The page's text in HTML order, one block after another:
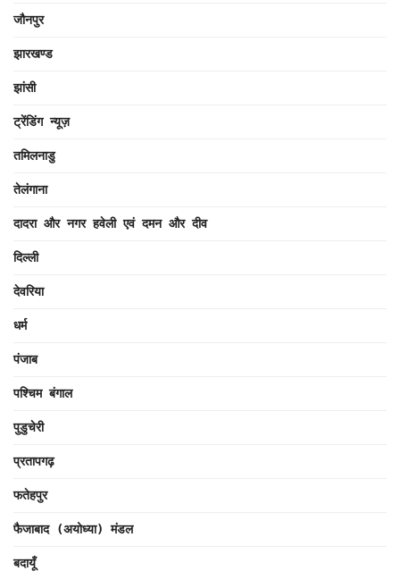
जौनपुर
झारखण्ड
झांसी
ट्रेंडिंग न्यूज़
तमिलनाडु
तेलंगाना
दादरा और नगर हवेली एवं दमन और दीव
दिल्ली
देवरिया
धर्म
पंजाब
पश्चिम बंगाल
पुडुचेरी
प्रतापगढ़
फतेहपुर
फैजाबाद (अयोध्या) मंडल
बदायूँ